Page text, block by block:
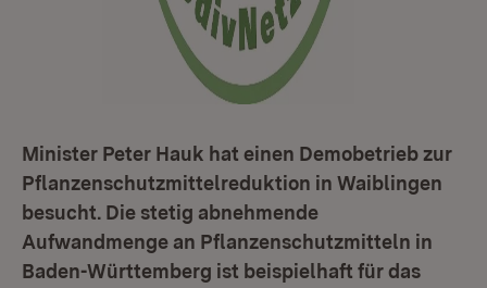
Minister Peter Hauk hat einen Demobetrieb zur
Pflanzenschutzmittelreduktion in Waiblingen
besucht. Die stetig abnehmende
Aufwandmenge an Pflanzenschutzmitteln in
Baden-Württemberg ist beispielhaft für das